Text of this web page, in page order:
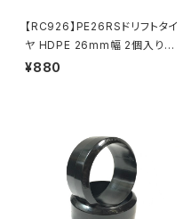
【RC926】PE26RSドリフトタイ
ヤ HDPE 26mm幅 2個入り
KN-DT11PE26
¥880